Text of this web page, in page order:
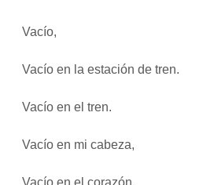
Vacío,
Vacío en la estación de tren.
Vacío en el tren.
Vacío en mi cabeza,